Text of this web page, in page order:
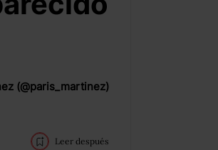
(@paris_martinez)
Leer después